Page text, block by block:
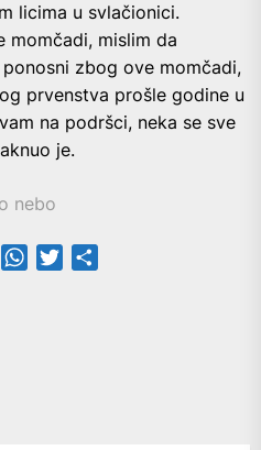
licima u svlačionici.
momčadi, mislim da
zbog ove momčadi,
prvenstva prošle godine u
na podršci, neka se sve
je.
nebo
PrintFriendly
WhatsApp
Twitter